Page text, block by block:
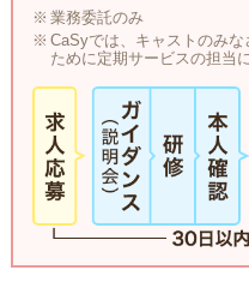
業務委託のみ
CaSyでは、キャストのみな
ために定期サービスの担当